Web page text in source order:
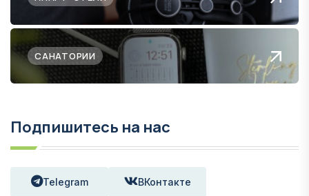
САНАТОРИИ
Подпишитесь на нас
Telegram ВКонтакте